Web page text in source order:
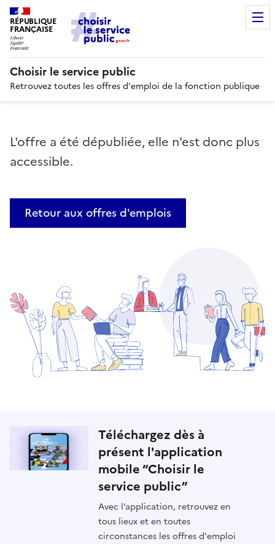
RÉPUBLIQUE
FRANÇAISE
Choisir le service public
Retrouvez toutes les offres d'emploi de la fonction publique
L'offre a été dépubliée, elle n'est donc plus
accessible.
Retour aux offres d'emplois
Téléchargez dès à
présent l'application
mobile “Choisir le
service public”
Avec l’application, retrouvez en
tous lieux et en toutes
circonstances les offres d'emploi